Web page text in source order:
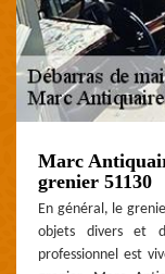
Marc
grenier 51130
En général, le
objets divers et
professionnel est